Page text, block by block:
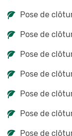
Pose de
Pose de
Pose de
Pose de
Pose de
Pose de
Pose de